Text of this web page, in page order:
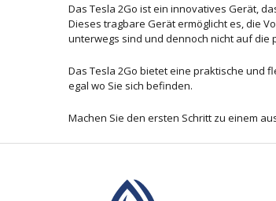
Das Tesla 2Go ist ein innovatives Gerät,
Dieses tragbare Gerät ermöglicht es, die
unterwegs sind und dennoch nicht auf die
Das Tesla 2Go bietet eine praktische und
egal wo Sie sich befinden.
Machen Sie den ersten Schritt zu einem